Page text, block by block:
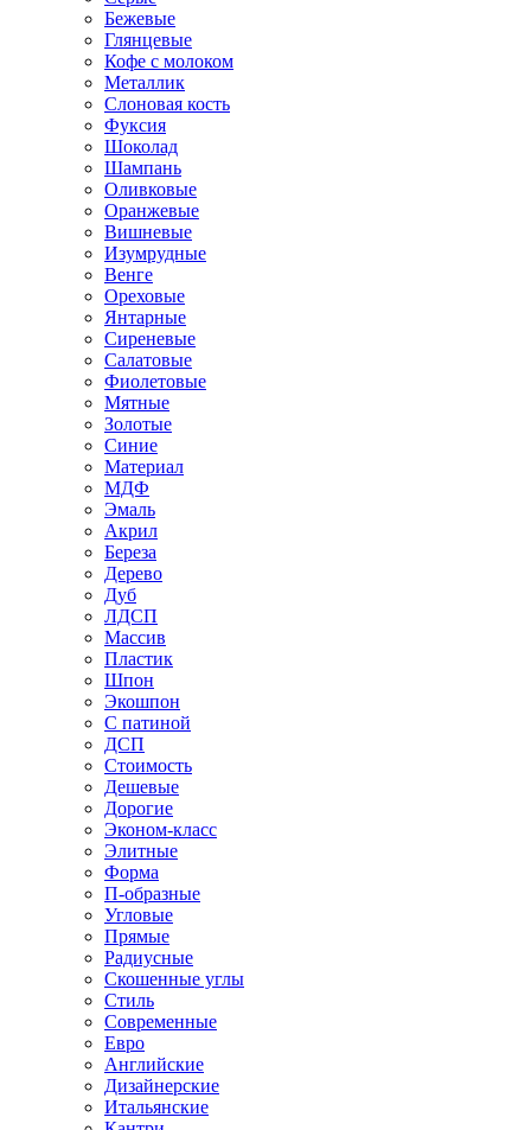
Бежевые
Глянцевые
Кофе с молоком
Металлик
Слоновая кость
Фуксия
Шоколад
Шампань
Оливковые
Оранжевые
Вишневые
Изумрудные
Венге
Ореховые
Янтарные
Сиреневые
Салатовые
Фиолетовые
Мятные
Золотые
Синие
Материал
МДФ
Эмаль
Акрил
Береза
Дерево
Дуб
ЛДСП
Массив
Пластик
Шпон
Экошпон
С патиной
ДСП
Стоимость
Дешевые
Дорогие
Эконом-класс
Элитные
Форма
П-образные
Угловые
Прямые
Радиусные
Скошенные углы
Стиль
Современные
Евро
Английские
Дизайнерские
Итальянские